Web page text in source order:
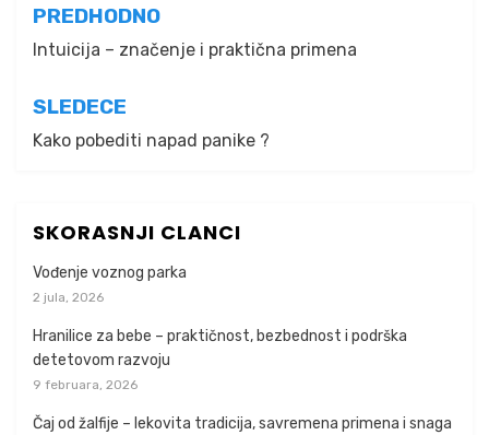
Kretanje
članka
PREDHODNO
Intuicija – značenje i praktična primena
SLEDECE
Kako pobediti napad panike ?
SKORASNJI CLANCI
Vođenje voznog parka
2 jula, 2026
Hranilice za bebe – praktičnost, bezbednost i podrška
detetovom razvoju
9 februara, 2026
Čaj od žalfije – lekovita tradicija, savremena primena i snaga